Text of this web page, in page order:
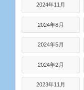
2024年11月
2024年8月
2024年5月
2024年2月
2023年11月